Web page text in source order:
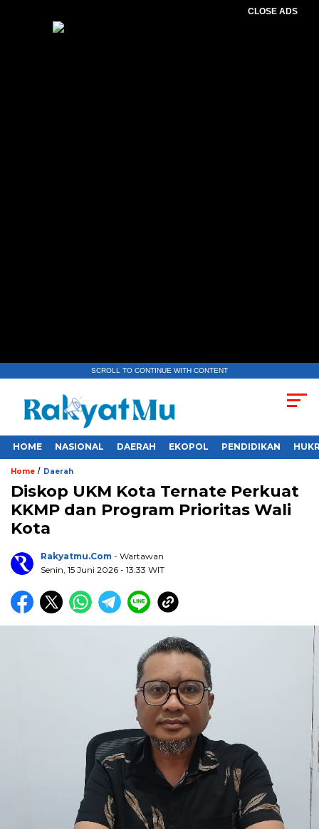
CLOSE ADS
SCROLL TO CONTINUE WITH CONTENT
HOME NASIONAL DAERAH EKOPOL PENDIDIKAN
Home / Daerah
Diskop UKM Kota Ternate Perkuat
KKMP dan Program Prioritas Wali
Kota
Rakyatmu.com - Wartawan
Senin, 15 Juni 2026 - 13:33 WIT